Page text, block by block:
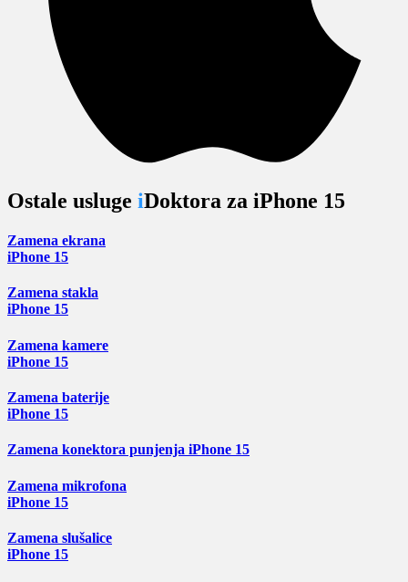
Ostale usluge iDoktora za iPhone 15
Zamena ekrana
iPhone 15
Zamena stakla
iPhone 15
Zamena kamere
iPhone 15
Zamena baterije
iPhone 15
Zamena konektora punjenja iPhone 15
Zamena mikrofona
iPhone 15
Zamena slušalice
iPhone 15